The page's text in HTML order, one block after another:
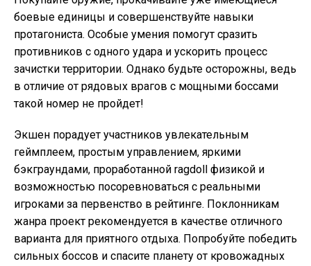
боевые единицы и совершенствуйте навыки
протагониста. Особые умения помогут сразить
противников с одного удара и ускорить процесс
зачистки территории. Однако будьте осторожны, ведь
в отличие от рядовых врагов с мощными боссами
такой номер не пройдет!
Экшен порадует участников увлекательным
геймплеем, простым управлением, яркими
бэкграундами, проработанной ragdoll физикой и
возможностью посоревноваться с реальными
игроками за первенство в рейтинге. Поклонникам
жанра проект рекомендуется в качестве отличного
варианта для приятного отдыха. Попробуйте победить
сильных боссов и спасите планету от кровожадных